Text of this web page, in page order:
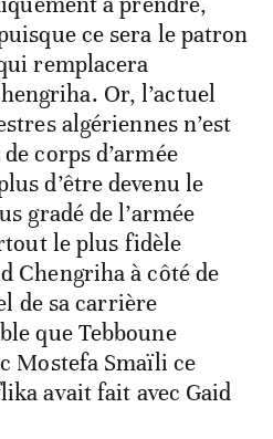
ce sera le patron
remplacera
Or, l’actuel
algériennes n’est
corps d’armée
d’être devenu le
gradé de l’armée
le plus fidèle
Chengriha à côté de
de sa carrière
que Tebboune
Mostefa Smaïli ce
avait fait avec Gaid